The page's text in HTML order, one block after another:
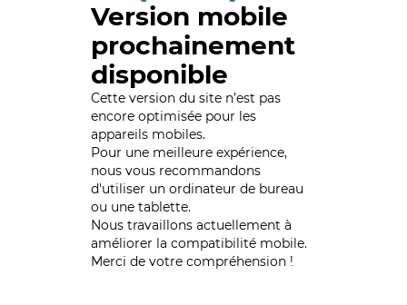
Version mobile
prochainement
disponible
Cette version du site n’est pas
encore optimisée pour les
appareils mobiles.
Pour une meilleure expérience,
nous vous recommandons
d'utiliser un ordinateur de bureau
ou une tablette.
Nous travaillons actuellement à
améliorer la compatibilité mobile.
Merci de votre compréhension !